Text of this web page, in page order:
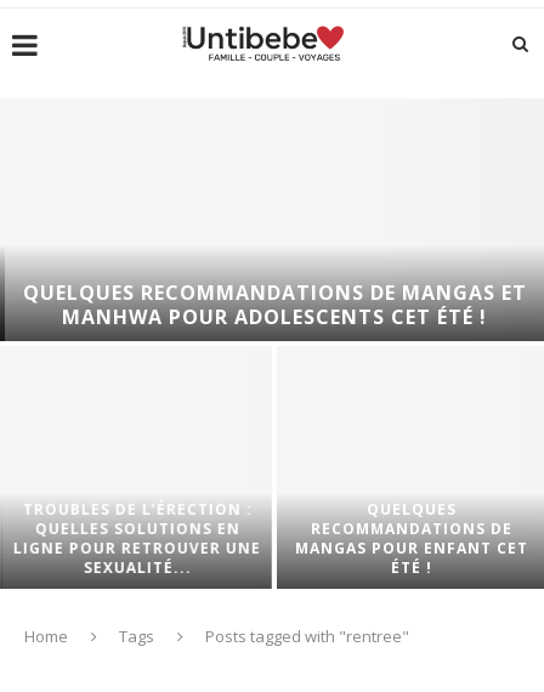
QUELQUES RECOMMANDATIONS DE MANGAS ET
MANHWA POUR ADOLESCENTS CET ÉTÉ !
TROUBLES DE L’ÉRECTION :
QUELLES SOLUTIONS EN
LIGNE POUR RETROUVER UNE
SEXUALITÉ...
QUELQUES
RECOMMANDATIONS DE
MANGAS POUR ENFANT CET
ÉTÉ !
Home Tags Posts tagged with "rentree"